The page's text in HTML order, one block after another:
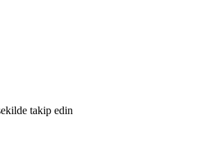
takip edin